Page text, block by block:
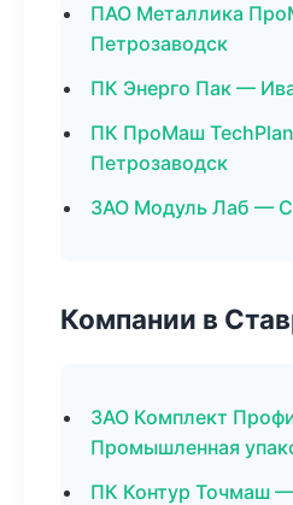
ПАО Металлика
Петрозаводск
ПК Энерго Пак —
ПК ПроМаш
Петрозаводск
ЗАО Модуль Лаб —
Компании в
ЗАО Комплект
Промышленная
ПК Контур Точмаш —